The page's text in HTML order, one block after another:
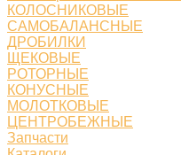
КОЛОСНИКОВЫЕ
САМОБАЛАНСНЫЕ
ДРОБИЛКИ
ЩЕКОВЫЕ
РОТОРНЫЕ
КОНУСНЫЕ
МОЛОТКОВЫЕ
ЦЕНТРОБЕЖНЫЕ
Запчасти